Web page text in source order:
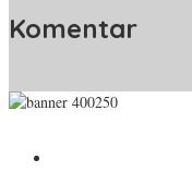
Komentar